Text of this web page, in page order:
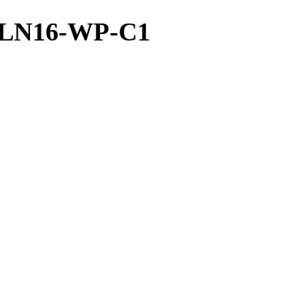
WP-C1